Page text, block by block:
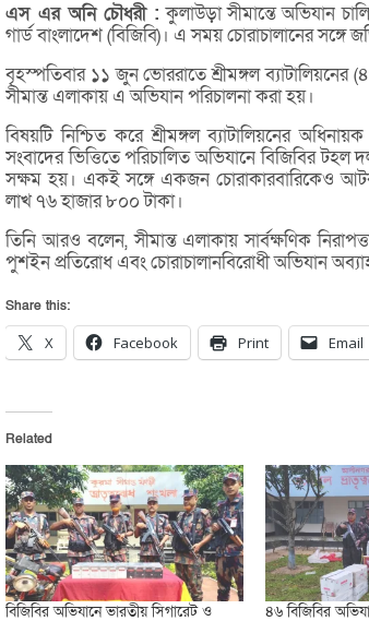
এসএরঅনি চৌধরী : কুলাউড়া সীমান্তে অভিযান
গার্ড বাংলাদেশ (বিজিবি)। এ সময় চোরাচালানের
বৃহস্পতিবার ১১ জুন ভোররাতে শ্রীমঙ্গল ব্যাটালিয়নের
সীমান্ত এলাকায় এ অভিযান পরিচালনা করা হয়।
বিষয়টি নিশ্চিত করে শ্রীমঙ্গল ব্যাটালিয়নের
সংবাদের ভিত্তিতে পরিচালিত অভিযানে বিজিবির
সক্ষম হয়। একই সঙ্গে একজন চোরাকারবারিকেও
লাখ ৭৬ হাজার ৮০০ টাকা।
তিনি আরও বলেন, সীমান্ত এলাকায় সার্বক্ষণিক
পুশইন প্রতিরোধ এবং চোরাচালানবিরোধী অভিযান
Share this:
X Facebook Print Email
Related
বিজিবির অভিযানে ভারতীয় সিগারেট ও
৪৬ বিজিবির